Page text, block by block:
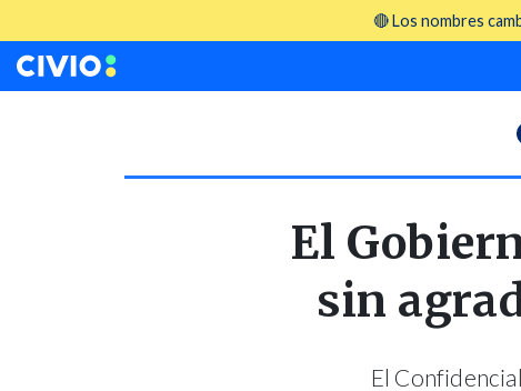
🔴 Los nombres
El
sin
El